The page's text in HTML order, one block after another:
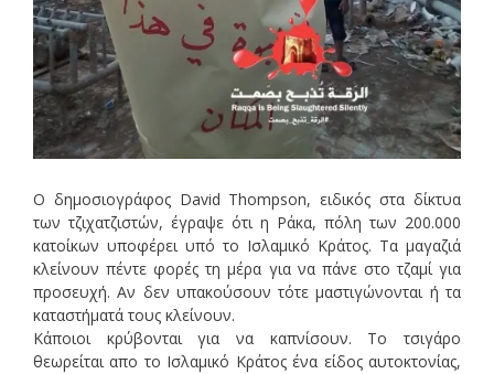
Ο δημοσιογράφος David Thompson, ειδικός στα δίκτυα
των τζιχατζιστών, έγραψε ότι η Ράκα, πόλη των 200.000
κατοίκων υποφέρει υπό το Ισλαμικό Κράτος. Τα μαγαζιά
κλείνουν πέντε φορές τη μέρα για να πάνε στο τζαμί για
προσευχή. Αν δεν υπακούσουν τότε μαστιγώνονται ή τα
καταστήματά τους κλείνουν.
Κάποιοι κρύβονται για να καπνίσουν. Το τσιγάρο
θεωρείται απο το Ισλαμικό Κράτος ένα είδος αυτοκτονίας,